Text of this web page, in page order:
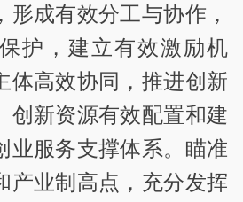
形成有效分工与协作，
护，建立有效激励机
体高效协同，推进创新
创新资源有效配置和建
业服务支撑体系。瞄准
产业制高点，充分发挥